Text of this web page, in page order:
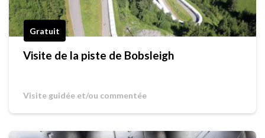
Gratuit
Visite de la piste de Bobsleigh
Visite guidée et/ou commentée